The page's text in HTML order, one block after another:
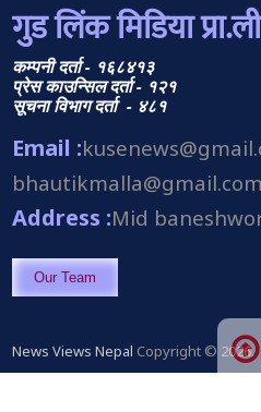
गुड लिंक मिडिया
कम्पनी दर्ता - १६८४१३
प्रेस काउन्सिल दर्ता - १२१
सूचना विभाग दर्ता - ४८१
Email :
bhautikmalla@gmail.com
Address :Mid
Our Team
News Views Nepal Copyright © 2026.